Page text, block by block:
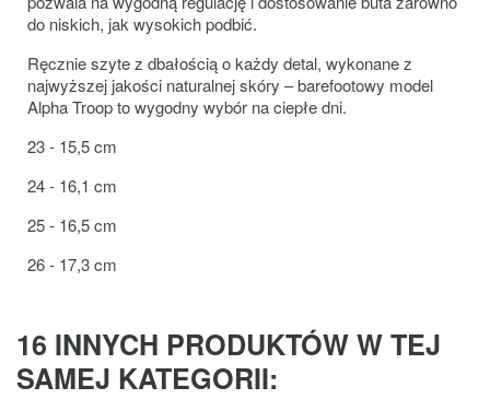
do niskich, jak wysokich podbić.
Ręcznie szyte z dbałością o każdy detal, wykonane z
najwyższej jakości naturalnej skóry – barefootowy model
Alpha Troop to wygodny wybór na ciepłe dni.
23 - 15,5 cm
24 - 16,1 cm
25 - 16,5 cm
26 - 17,3 cm
16 INNYCH PRODUKTÓW W TEJ
SAMEJ KATEGORII: